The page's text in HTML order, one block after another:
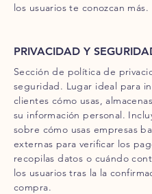
los usuarios te conozcan más.
PRIVACIDAD Y
Sección de política de
seguridad. Lugar ideal para
clientes cómo usas,
su información personal.
sobre cómo usas empresas
externas para verificar los
recopilas datos o cuándo
los usuarios tras la la
compra.